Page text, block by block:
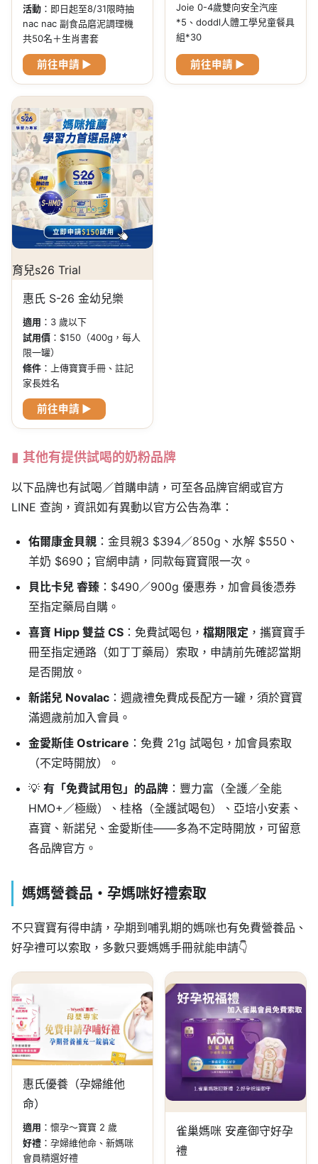
活動 ：即日起至8/31限時抽
nac nac 副食品磨泥調理機
共50名＋生肖書套
前往申請 ▶
Joie 0-4歲雙向安全汽座
*5、doddl人體工學兒童餐具
組*30
前往申請 ▶
育兒s26 Trial
惠氏 S-26 金幼兒樂
適用 ：3 歲以下
試用價 ：$150（400g，每人
限一罐）
條件 ：上傳寶寶手冊、註記
家長姓名
前往申請 ▶
其他有提供試喝的奶粉品牌
以下品牌也有試喝／首購申請，可至各品牌官網或官方
LINE 查詢，資訊如有異動以官方公告為準：
佑爾康金貝親 ：金貝親3 $394／850g、水解 $550、
羊奶 $690；官網申請，同款每寶寶限一次。
貝比卡兒 睿臻 ：$490／900g 優惠券，加會員後憑券
至指定藥局自購。
喜寶 Hipp 雙益 CS ：免費試喝包， 檔期限定 ，攜寶寶手
冊至指定通路（如丁丁藥局）索取，申請前先確認當期
是否開放。
新諾兒 Novalac ：週歲禮免費成長配方一罐，須於寶寶
滿週歲前加入會員。
金愛斯佳 Ostricare ：免費 21g 試喝包，加會員索取
（不定時開放）。
💡 有「免費試用包」的品牌 ：豐力富（全護／全能
HMO+／極緻）、桂格（全護試喝包）、亞培小安素、
喜寶、新諾兒、金愛斯佳——多為不定時開放，可留意
各品牌官方。
媽媽營養品・孕媽咪好禮索取
不只寶寶有得申請，孕期到哺乳期的媽咪也有免費營養品、
好孕禮可以索取，多數只要媽媽手冊就能申請👇
惠氏優養（孕婦維他
命）
適用 ：懷孕～寶寶 2 歲
好禮 ：孕婦維他命、新媽咪
會員精選好禮
雀巢媽咪 安產御守好孕
禮